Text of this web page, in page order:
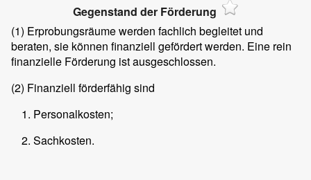
Gegenstand der Förderung
(1) Erprobungsräume werden fachlich begleitet und
beraten, sie können finanziell gefördert werden. Eine rein
finanzielle Förderung ist ausgeschlossen.
(2) Finanziell förderfähig sind
Personalkosten;
Sachkosten.